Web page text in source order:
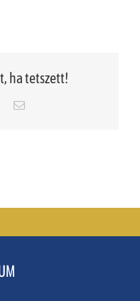
ha tetszett!
PinterestEmail